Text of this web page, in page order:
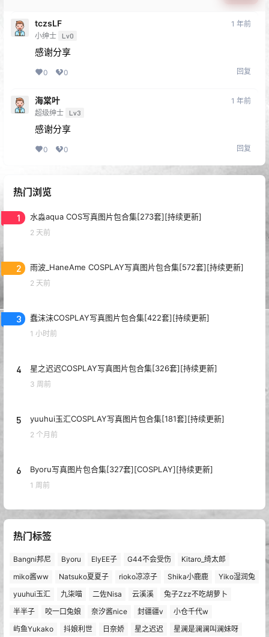
tczsLF
小绅士 Lv0
1 年前
感谢分享
0 0 回复
海棠叶
超级绅士 Lv3
1 年前
感谢分享
0 0 回复
热门浏览
1 水淼aqua COS写真图片包合集[273套][持续更新]
2 天前
2 雨波_HaneAme COSPLAY写真图片包合集[572套][持续更新]
2 天前
3 蠢沫沫COSPLAY写真图片包合集[422套][持续更新]
1 小时前
4 星之迟迟COSPLAY写真图片包合集[326套][持续更新]
3 周前
5 yuuhui玉汇COSPLAY写真图片包合集[181套][持续更新]
2 个月前
6 Byoru写真图片包合集[327套][COSPLAY][持续更新]
1 周前
热门标签
Bangni邦尼 Byoru ElyEE子 G44不会受伤
Kitaro_绮太郎
miko酱ww
Natsuko夏夏子 rioko凉凉子 Shika小鹿鹿
Yiko湿润兔
yuuhui玉汇
九柒喵 二佐Nisa 云溪溪
兔子Zzz不吃胡萝卜
半半子
咬一口兔娘 奈汐酱nice 封疆疆v
小仓千代w
屿鱼Yukako
抖娘利世 日奈娇 星之迟迟 星澜是澜澜叫澜妹呀